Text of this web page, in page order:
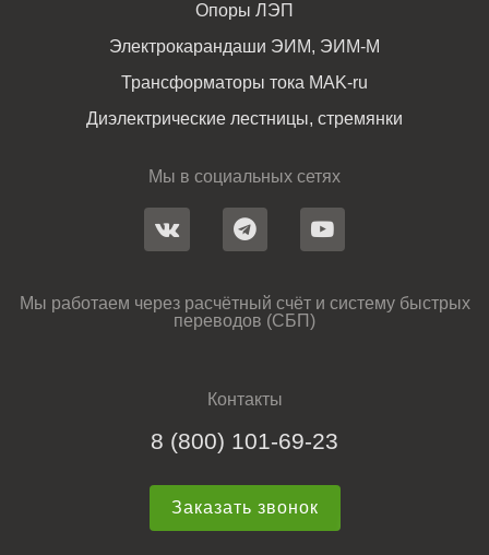
Опоры ЛЭП
Электрокарандаши ЭИМ, ЭИМ-М
Трансформаторы тока MAK-ru
Диэлектрические лестницы, стремянки
Мы в социальных сетях
Мы работаем через расчётный счёт и систему быстрых
переводов (СБП)
Контакты
8 (800) 101-69-23
Заказать звонок